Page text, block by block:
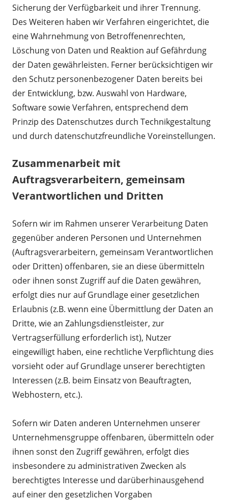
Sicherung der Verfügbarkeit und ihrer Trennung.
Des Weiteren haben wir Verfahren eingerichtet, die
eine Wahrnehmung von Betroffenenrechten,
Löschung von Daten und Reaktion auf Gefährdung
der Daten gewährleisten. Ferner berücksichtigen wir
den Schutz personenbezogener Daten bereits bei
der Entwicklung, bzw. Auswahl von Hardware,
Software sowie Verfahren, entsprechend dem
Prinzip des Datenschutzes durch Technikgestaltung
und durch datenschutzfreundliche Voreinstellungen.
Zusammenarbeit mit
Auftragsverarbeitern, gemeinsam
Verantwortlichen und Dritten
Sofern wir im Rahmen unserer Verarbeitung Daten
gegenüber anderen Personen und Unternehmen
(Auftragsverarbeitern, gemeinsam Verantwortlichen
oder Dritten) offenbaren, sie an diese übermitteln
oder ihnen sonst Zugriff auf die Daten gewähren,
erfolgt dies nur auf Grundlage einer gesetzlichen
Erlaubnis (z.B. wenn eine Übermittlung der Daten an
Dritte, wie an Zahlungsdienstleister, zur
Vertragserfüllung erforderlich ist), Nutzer
eingewilligt haben, eine rechtliche Verpflichtung dies
vorsieht oder auf Grundlage unserer berechtigten
Interessen (z.B. beim Einsatz von Beauftragten,
Webhostern, etc.).
Sofern wir Daten anderen Unternehmen unserer
Unternehmensgruppe offenbaren, übermitteln oder
ihnen sonst den Zugriff gewähren, erfolgt dies
insbesondere zu administrativen Zwecken als
berechtigtes Interesse und darüberhinausgehend
auf einer den gesetzlichen Vorgaben